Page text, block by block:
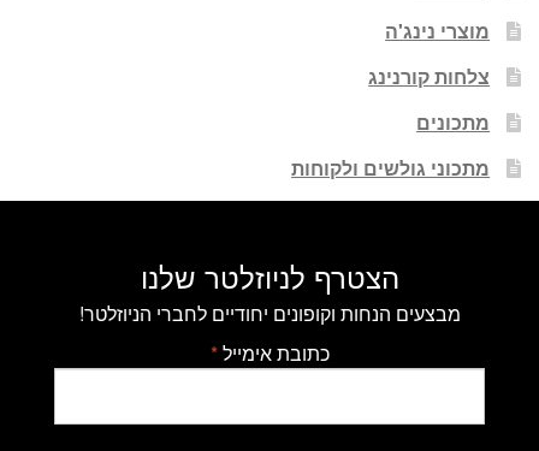
מוצרי נינג'ה
צלחות קורנינג
מתכונים
מתכוני גולשים ולקוחות
הצטרף לניוזלטר שלנו
מבצעים הנחות וקופונים יחודיים לחברי הניוזלטר!
כתובת אימייל*